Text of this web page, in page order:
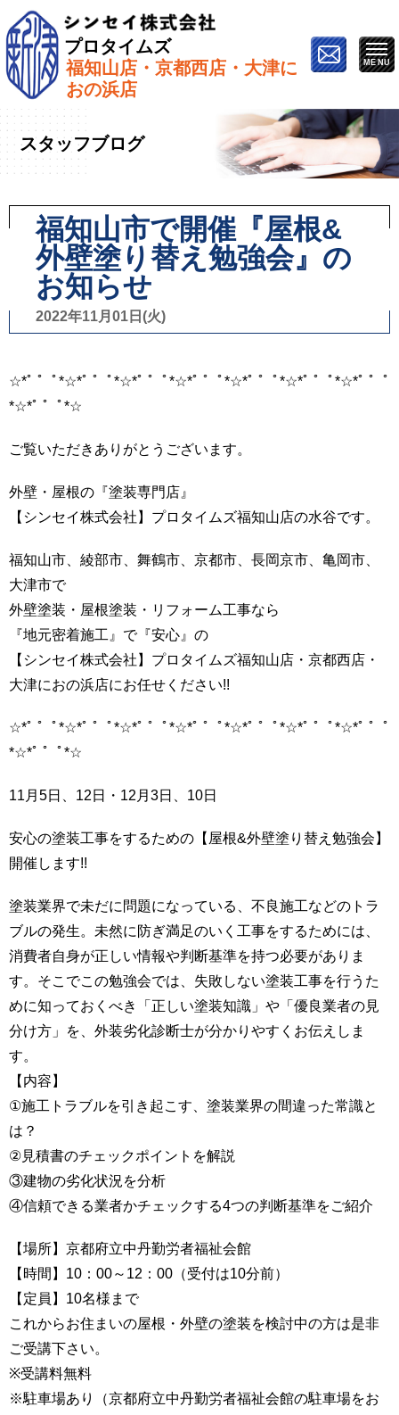
プロタイムズ
福知山店・京都西店・大津に
おの浜店
ホーム»スタッフブログ»イベント»福知山市で開催
『屋根&外壁塗り替え勉強会』のお知らせ
スタッフブログ
福知山市で開催『屋根&
外壁塗り替え勉強会』の
お知らせ
2022年11月01日(火)
☆*ﾟ ゜ﾟ*☆*ﾟ ゜ﾟ*☆*ﾟ ゜ﾟ*☆*ﾟ ゜ﾟ*☆*ﾟ ゜ﾟ*☆*ﾟ ゜ﾟ*☆*ﾟ ゜ﾟ
*☆*ﾟ ゜ﾟ*☆
ご覧いただきありがとうございます。
外壁・屋根の『塗装専門店』
【シンセイ株式会社】プロタイムズ福知山店の水谷です。
福知山市、綾部市、舞鶴市、京都市、長岡京市、亀岡市、
大津市で
外壁塗装・屋根塗装・リフォーム工事なら
『地元密着施工』で『安心』の
【シンセイ株式会社】プロタイムズ福知山店・京都西店・
大津におの浜店にお任せください!!
☆*ﾟ ゜ﾟ*☆*ﾟ ゜ﾟ*☆*ﾟ ゜ﾟ*☆*ﾟ ゜ﾟ*☆*ﾟ ゜ﾟ*☆*ﾟ ゜ﾟ*☆*ﾟ ゜ﾟ
*☆*ﾟ ゜ﾟ*☆
11月5日、12日・12月3日、10日
安心の塗装工事をするための【屋根&外壁塗り替え勉強会】
開催します!!
塗装業界で未だに問題になっている、不良施工などのトラ
ブルの発生。未然に防ぎ満足のいく工事をするためには、
消費者自身が正しい情報や判断基準を持つ必要がありま
す。そこでこの勉強会では、失敗しない塗装工事を行うた
めに知っておくべき「正しい塗装知識」や「優良業者の見
分け方」を、外装劣化診断士が分かりやすくお伝えしま
す。
【内容】
①施工トラブルを引き起こす、塗装業界の間違った常識と
は？
②見積書のチェックポイントを解説
③建物の劣化状況を分析
④信頼できる業者かチェックする4つの判断基準をご紹介
【場所】京都府立中丹勤労者福祉会館
【時間】10：00～12：00（受付は10分前）
【定員】10名様まで
これからお住まいの屋根・外壁の塗装を検討中の方は是非
ご受講下さい。
※受講料無料
※駐車場あり（京都府立中丹勤労者福祉会館の駐車場をお